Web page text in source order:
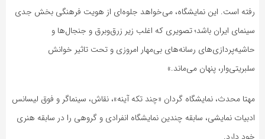
رفته است. این نمایشگاه، می‌خواهد جلوه‌ای از هویت فرهنگی بخش جدی
سینمای ایران باشد؛ تصویری که اغلب زیر زرق‌وبرق و جنجال‌ها و
حاشیه‌پردازی‌های رسانه‌های بی‌مهار امروزی و تحت تاثیر خوانش
سلبریتی‌وار، پنهان می‌ماند.»
مهتا محدث، نمایشگاه گردان «چند تکه آینه»، نقاش، سینماگر و فوق لیسانس
ادبیات نمایشی، سابقه چندین نمایشگاه انفرادی و گروهی را در سابقه هنری